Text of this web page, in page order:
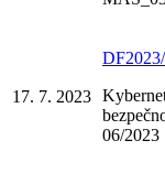
17. 7. 2023
06/2023